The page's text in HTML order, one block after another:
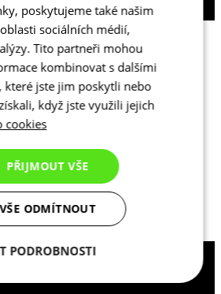
Jméno a příjmení
E-mail
Heslo
s obchodními podmínkami
údajů.
poskytujeme také našim
sociálních médií,
Tito partneři mohou
kombinovat s dalšími
které jste jim poskytli nebo
když jste využili jejich
cookies
PŘIJMOUT VŠE
VŠE ODMÍTNOUT
PODROBNOSTI
Analytické